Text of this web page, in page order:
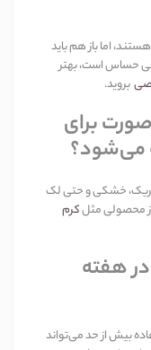
اما باز هم باید
حساس است، بهتر
بروید.
صورت برای
می‌شود؟
خشکی و حتی لک
محصولی مثلکرم
هفته
بیش از حد می‌تواند